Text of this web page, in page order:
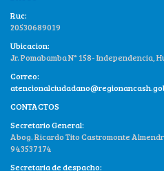
Ruc:
20530689019
Ubicacion:
Jr. Pomabamba N° 158- Independencia,
Correo:
CONTACTOS
Secretario General:
Abog. Ricardo Tito Castromonte
943537174
Secretaria de despacho: